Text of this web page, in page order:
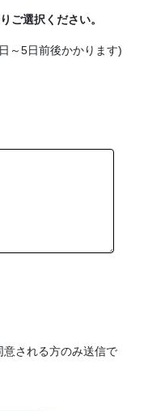
選択ください。
5日前後かかります)
意される方のみ送信で